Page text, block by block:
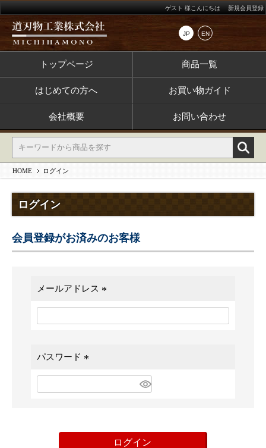
JP EN
ゲスト 様こんにちは 新規会員登録
トップページ 商品一覧
はじめての方へ お買い物ガイド
会社概要 お問い合わせ
HOME ログイン
ログイン
会員登録がお済みのお客様
メールアドレス
(
パスワード
(
ログイン